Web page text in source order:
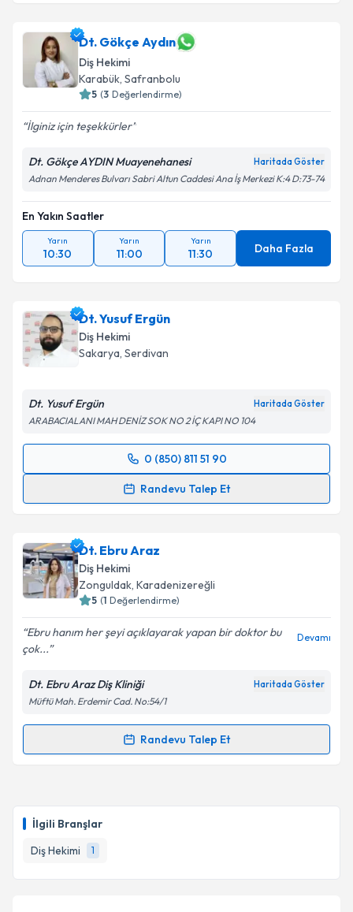
İlgili Branşlar
Diş Hekimi
1
Dt. Gökçe Aydın
Diş Hekimi
Karabük, Safranbolu
5 (3 Değerlendirme)
İlginiz için teşekkürler
Dt. Gökçe AYDIN Muayenehanesi Haritada Göster
Adnan Menderes Bulvarı Sabri Altun Caddesi Ana İş Merkezi K:4 D:73-74
En Yakın Saatler
Yarın
10:30
Yarın
11:00
Yarın
11:30 Daha Fazla
Dt. Yusuf Ergün
Diş Hekimi
Sakarya, Serdivan
Dt. Yusuf Ergün Haritada Göster
ARABACIALANI MAH DENİZ SOK NO 2 İÇ KAPI NO 104
0 (850) 811 51 90
Randevu Talep Et
Randevu Takvimi Talebi
hazırlandığında e-posta ile bilgilendireceğiz.
E-posta Adresiniz
kapsamda işlenmesini kabul ediyorum.
Takvim Talebini Gönder
Dt. Ebru Araz
Diş Hekimi
Zonguldak, Karadenizereğli
5 (1 Değerlendirme)
Ebru hanım her şeyi açıklayarak yapan bir doktor bu
çok...
Devamı
Dt. Ebru Araz Diş Kliniği Haritada Göster
Müftü Mah. Erdemir Cad. No:54/1
Randevu Talep Et
Randevu Takvimi Talebi
hazırlandığında e-posta ile bilgilendireceğiz.
E-posta Adresiniz